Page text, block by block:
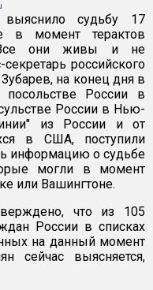
судьбу 17
в момент терактов
Все они живы и не
российского
на конец дня в
России в
России в Нью-
из России и от
в США, поступили
информацию о судьбе
могли в момент
или Вашингтоне.
что из 105
России в списках
на данный момент
сейчас выясняется,